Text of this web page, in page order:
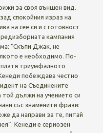
за своя външен вид.
спокойния израз на
на сее си и с готовност
кампания
“Скъпи Джак, не
е необходимо. По-
триумфалното
побеждава честно
на Съединените
дължи на учението си
със знаменити фрази:
да направи за те, питай
Кенеди е сериозен